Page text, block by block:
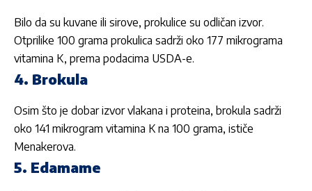
Bilo da su kuvane ili sirove, prokulice su odličan izvor.
Otprilike 100 grama prokulica sadrži oko 177 mikrograma
vitamina K, prema podacima USDA-e.
4. Brokula
Osim što je dobar izvor vlakana i proteina, brokula sadrži
oko 141 mikrogram vitamina K na 100 grama, ističe
Menakerova.
5. Edamame